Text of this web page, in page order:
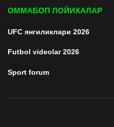
ОММАБОП ЛОЙИХАЛАР
UFC янгиликлари 2026
Futbol videolar 2026
Sport forum